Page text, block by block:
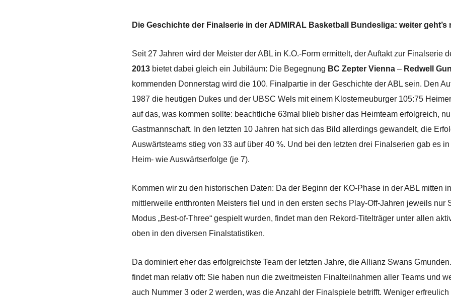
Die Geschichte der Finalserie in der ADMIRAL Basketball Bundesliga: weiter geht’s
Seit 27 Jahren wird der Meister der ABL in K.O.-Form ermittelt, der Auftakt zur Finalserie
2013 bietet dabei gleich ein Jubiläum: Die Begegnung BC Zepter Vienna – Redwell
kommenden Donnerstag wird die 100. Finalpartie in der Geschichte der ABL sein. Den
1987 die heutigen Dukes und der UBSC Wels mit einem Klosterneuburger 105:75
auf das, was kommen sollte: beachtliche 63mal blieb bisher das Heimteam erfolgreich,
Gastmannschaft. In den letzten 10 Jahren hat sich das Bild allerdings gewandelt, die
Auswärtsteams stieg von 33 auf über 40 %. Und bei den letzten drei Finalserien gab es
Heim- wie Auswärtserfolge (je 7).
Kommen wir zu den historischen Daten: Da der Beginn der KO-Phase in der ABL mitten
mittlerweile entthronten Meisters fiel und in den ersten sechs Play-Off-Jahren jeweils nur
Modus „Best-of-Three“ gespielt wurden, findet man den Rekord-Titelträger unter allen
oben in den diversen Finalstatistiken.
Da dominiert eher das erfolgreichste Team der letzten Jahre, die Allianz Swans
findet man relativ oft: Sie haben nun die zweitmeisten Finalteilnahmen aller Teams und
auch Nummer 3 oder 2 werden, was die Anzahl der Finalspiele betrifft. Weniger